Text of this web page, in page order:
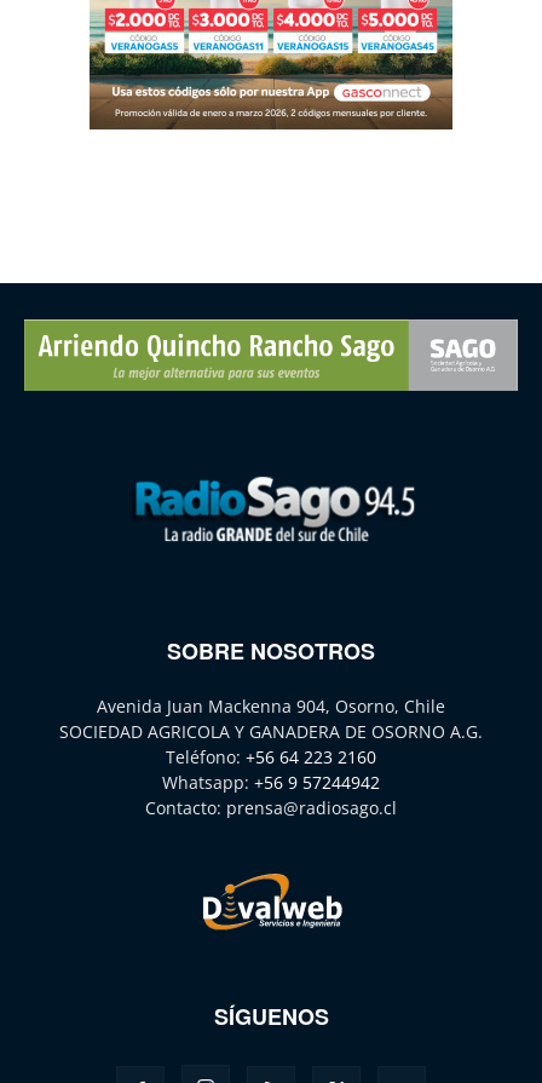
SOBRE NOSOTROS
Avenida Juan Mackenna 904, Osorno, Chile
SOCIEDAD AGRICOLA Y GANADERA DE OSORNO A.G.
Teléfono: +56 64 223 2160
Whatsapp: +56 9 57244942
Contacto: prensa@radiosago.cl
SÍGUENOS